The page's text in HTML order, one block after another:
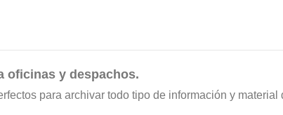
oficinas y despachos.
para archivar todo tipo de información y